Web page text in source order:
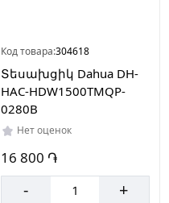
Код товара:304618
Տեսախցիկ Dahua DH-
HAC-HDW1500TMQP-
0280B
Нет оценок
16 800 ֏
- +